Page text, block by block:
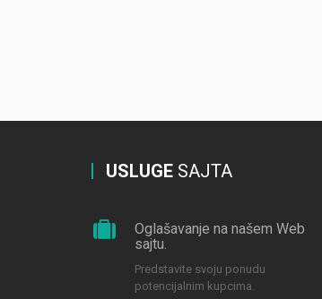
USLUGE SAJTA
Oglašavanje na našem Web
sajtu.
Predstavite svoju ponudu
potencijalnim kupcima.